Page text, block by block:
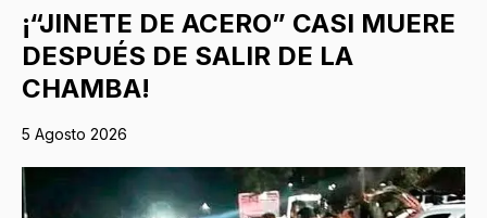
¡“JINETE DE ACERO” CASI MUERE
DESPUÉS DE SALIR DE LA
CHAMBA!
5 Agosto 2026